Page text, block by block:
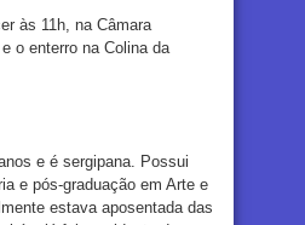
às 11h, na Câmara
o enterro na Colina da
e é sergipana. Possui
e pós-graduação em Arte e
estava aposentada das